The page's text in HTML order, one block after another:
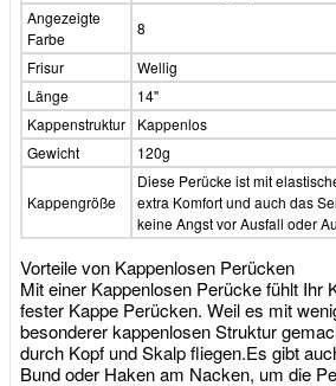
Angezeigte
Farbe
8
Frisur
Wellig
Länge
14"
Kappenstruktur
Kappenlos
Gewicht
120g
Kappengröße
Diese Perücke ist mit
extra Komfort und auch das
keine Angst vor Ausfall oder
Vorteile von Kappenlosen Perücken
Mit einer Kappenlosen Perücke fühlt Ihr
fester Kappe Perücken. Weil es mit
besonderer kappenlosen Struktur
durch Kopf und Skalp fliegen.Es gibt
Bund oder Haken am Nacken, um die